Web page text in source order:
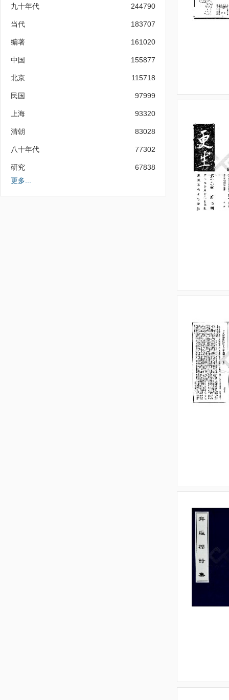
九十年代 244790
当代 183707
编著 161020
中国 155877
北京 115718
民国 97999
上海 93320
清朝 83028
八十年代 77302
研究
67838
更多...